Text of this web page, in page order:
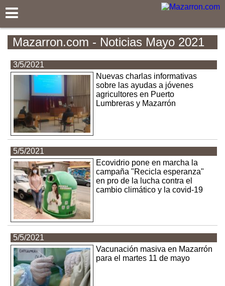
Mazarron.com - Noticias Mayo 2021
3/5/2021
Nuevas charlas informativas
sobre las ayudas a jóvenes
agricultores en Puerto
Lumbreras y Mazarrón
5/5/2021
Ecovidrio pone en marcha la
campaña "Recicla esperanza"
en pro de la lucha contra el
cambio climático y la covid-19
5/5/2021
Vacunación masiva en Mazarrón
para el martes 11 de mayo